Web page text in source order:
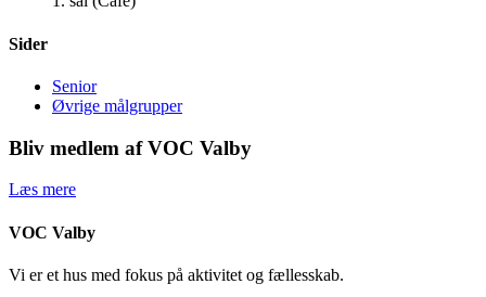
Sider
Senior
Øvrige målgrupper
Bliv medlem af VOC Valby
Læs mere
VOC Valby
Vi er et hus med fokus på aktivitet og fællesskab.